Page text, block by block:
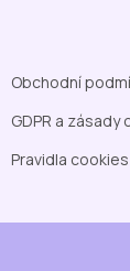
Obchodní
GDPR a
Pravidla cookies